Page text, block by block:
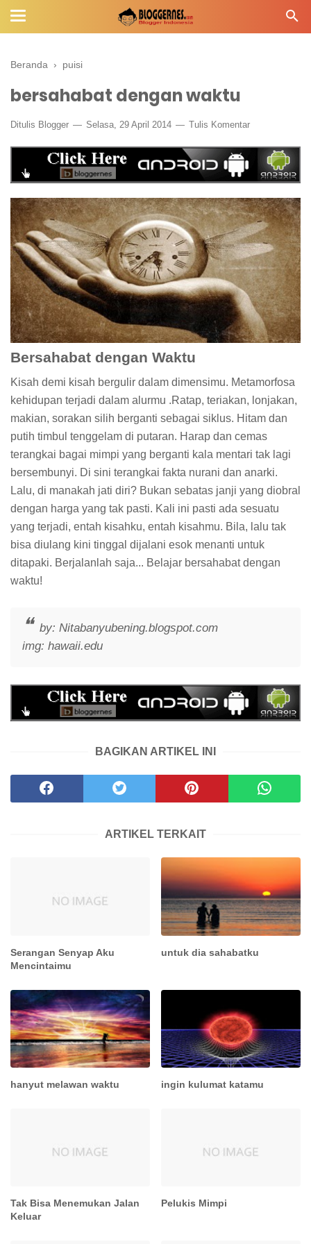
Beranda › puisi
bersahabat dengan waktu
Ditulis Blogger Selasa, 29 April 2014 Tulis Komentar
Bersahabat dengan Waktu
Kisah demi kisah bergulir dalam dimensimu. Metamorfosa
kehidupan terjadi dalam alurmu .Ratap, teriakan, lonjakan,
makian, sorakan silih berganti sebagai siklus. Hitam dan
putih timbul tenggelam di putaran. Harap dan cemas
terangkai bagai mimpi yang berganti kala mentari tak lagi
bersembunyi. Di sini terangkai fakta nurani dan anarki.
Lalu, di manakah jati diri? Bukan sebatas janji yang diobral
dengan harga yang tak pasti. Kali ini pasti ada sesuatu
yang terjadi, entah kisahku, entah kisahmu. Bila, lalu tak
bisa diulang kini tinggal dijalani esok menanti untuk
ditapaki. Berjalanlah saja... Belajar bersahabat dengan
waktu!
by: Nitabanyubening.blogspot.com
img: hawaii.edu
BAGIKAN ARTIKEL INI
ARTIKEL TERKAIT
Serangan Senyap Aku
Mencintaimu
untuk dia sahabatku
hanyut melawan waktu ingin kulumat katamu
Tak Bisa Menemukan Jalan
Keluar
Pelukis Mimpi